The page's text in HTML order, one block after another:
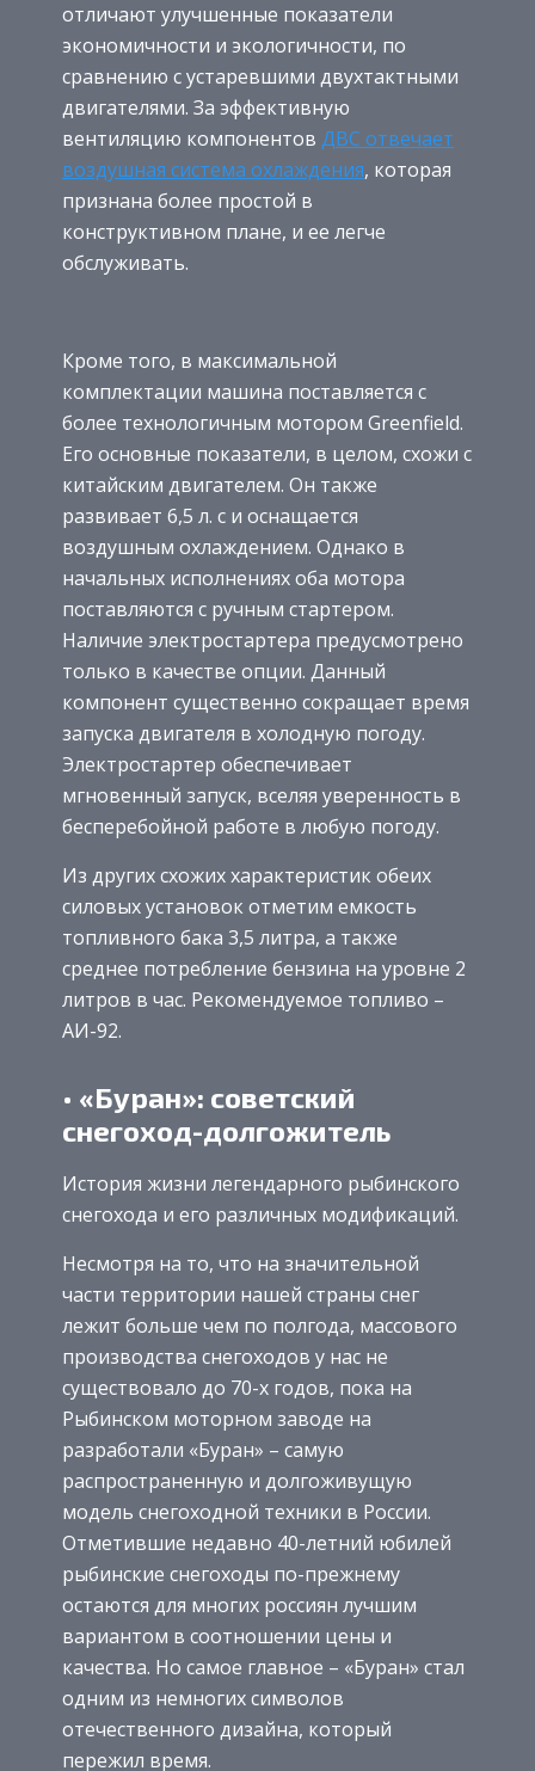
отличают улучшенные показатели
экономичности и экологичности, по
сравнению с устаревшими двухтактными
двигателями. За эффективную
вентиляцию компонентов ДВС отвечает
воздушная система охлаждения, которая
признана более простой в
конструктивном плане, и ее легче
обслуживать.
Кроме того, в максимальной
комплектации машина поставляется с
более технологичным мотором Greenfield.
Его основные показатели, в целом, схожи с
китайским двигателем. Он также
развивает 6,5 л. с и оснащается
воздушным охлаждением. Однако в
начальных исполнениях оба мотора
поставляются с ручным стартером.
Наличие электростартера предусмотрено
только в качестве опции. Данный
компонент существенно сокращает время
запуска двигателя в холодную погоду.
Электростартер обеспечивает
мгновенный запуск, вселяя уверенность в
бесперебойной работе в любую погоду.
Из других схожих характеристик обеих
силовых установок отметим емкость
топливного бака 3,5 литра, а также
среднее потребление бензина на уровне 2
литров в час. Рекомендуемое топливо –
АИ-92.
• «Буран»: советский
снегоход-долгожитель
История жизни легендарного рыбинского
снегохода и его различных модификаций.
Несмотря на то, что на значительной
части территории нашей страны снег
лежит больше чем по полгода, массового
производства снегоходов у нас не
существовало до 70-х годов, пока на
Рыбинском моторном заводе на
разработали «Буран» – самую
распространенную и долгоживущую
модель снегоходной техники в России.
Отметившие недавно 40-летний юбилей
рыбинские снегоходы по-прежнему
остаются для многих россиян лучшим
вариантом в соотношении цены и
качества. Но самое главное – «Буран» стал
одним из немногих символов
отечественного дизайна, который
пережил время.